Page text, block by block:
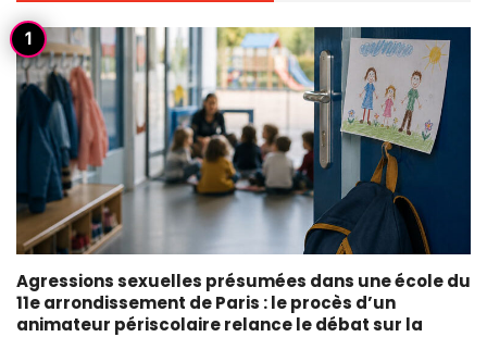
Agressions sexuelles présumées dans une école du
11e arrondissement de Paris : le procès d’un
animateur périscolaire relance le débat sur la